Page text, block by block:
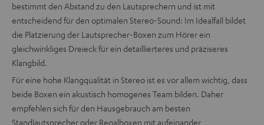
bestimmt den Abstand zu den Lautsprechern und ist mit
entscheidend für den optimalen Stereo-Sound: Im Idealfall bildet
die Platzierung der Lautsprecher-Boxen zum Hörer ein
gleichwinkliges Dreieck für ein detaillierteres und präziseres
Klangbild.
Für eine hohe Klangqualität in Stereo ist es vor allem wichtig, dass
beide Boxen ein akustisch homogenes Team bilden. Daher
empfehlen sich für den Hausgebrauch am besten
Standlautsprecher oder Regalboxen mit aufeinander